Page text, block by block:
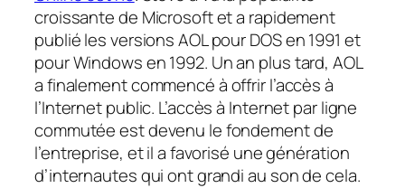
croissante de Microsoft et a rapidement
publié les versions AOL pour DOS en 1991 et
pour Windows en 1992. Un an plus tard, AOL
a finalement commencé à offrir l’accès à
l’Internet public. L’accès à Internet par ligne
commutée est devenu le fondement de
l’entreprise, et il a favorisé une génération
d’internautes qui ont grandi au son de cela.